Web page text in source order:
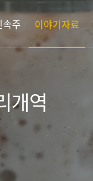
속주 이야기자료
개역